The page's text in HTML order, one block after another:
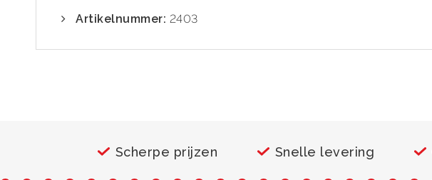
Artikelnummer: 2403
Scherpe prijzen Snelle levering